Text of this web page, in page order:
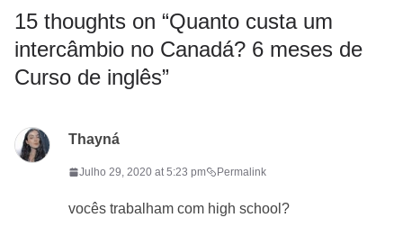
15 thoughts on “Quanto custa um
intercâmbio no Canadá? 6 meses de
Curso de inglês”
Thayná
Julho 29, 2020 at 5:23 pm Permalink
vocês trabalham com high school?